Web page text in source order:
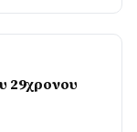
29χρονου